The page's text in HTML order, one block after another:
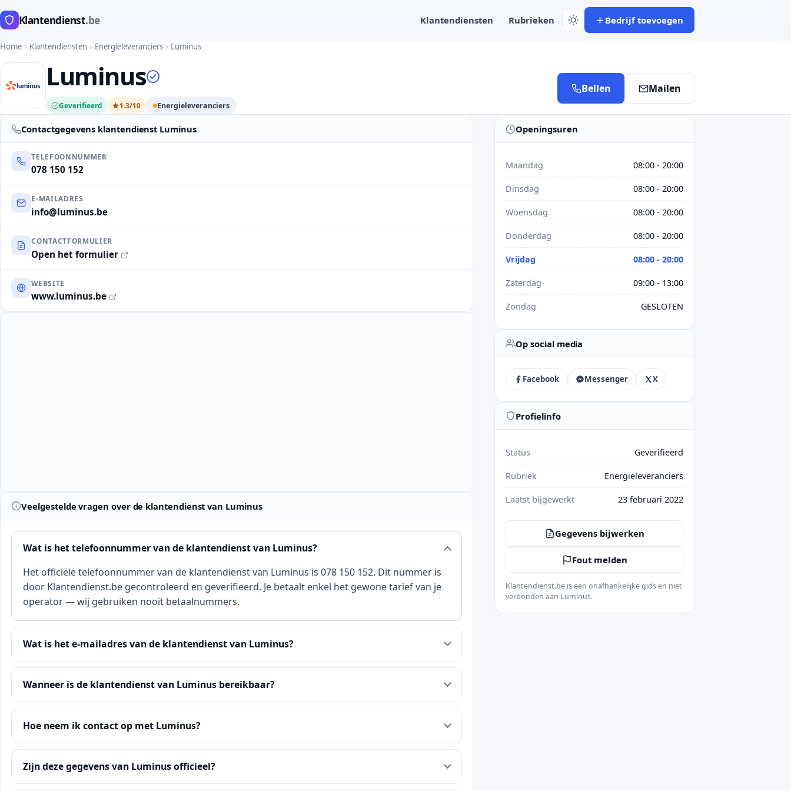
Klantendienst.be Klantendiensten Rubrieken Bedrijf toevoegen
Home Klantendiensten Energieleveranciers Luminus
Luminus
Geverifieerd 1.3/10 Energieleveranciers
Bellen Mailen
Contactgegevens klantendienst Luminus
TELEFOONNUMMER
078 150 152
E-MAILADRES
info@luminus.be
CONTACTFORMULIER
Open het formulier
WEBSITE
www.luminus.be
Veelgestelde vragen over de klantendienst van Luminus
Wat is het telefoonnummer van de klantendienst van Luminus?
Het officiële telefoonnummer van de klantendienst van Luminus is 078 150 152. Dit nummer is
door Klantendienst.be gecontroleerd en geverifieerd. Je betaalt enkel het gewone tarief van je
operator — wij gebruiken nooit betaalnummers.
Wat is het e-mailadres van de klantendienst van Luminus?
Wanneer is de klantendienst van Luminus bereikbaar?
Hoe neem ik contact op met Luminus?
Zijn deze gegevens van Luminus officieel?
Openingsuren
Maandag 08:00 - 20:00
Dinsdag 08:00 - 20:00
Woensdag 08:00 - 20:00
Donderdag 08:00 - 20:00
Vrijdag 08:00 - 20:00
Zaterdag 09:00 - 13:00
Zondag GESLOTEN
Op social media
Facebook Messenger X
Profielinfo
Status Geverifieerd
Rubriek Energieleveranciers
Laatst bijgewerkt 23 februari 2022
Gegevens bijwerken
Fout melden
Klantendienst.be is een onafhankelijke gids en niet
verbonden aan Luminus.